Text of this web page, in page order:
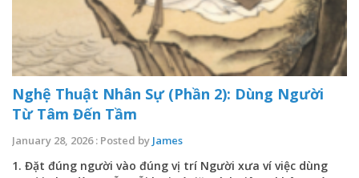
Nghệ Thuật Nhân Sự (Phần 2): Dùng Người
Từ Tâm Đến Tầm
January 28, 2026 : Posted by James
1. Đặt đúng người vào đúng vị trí Người xưa ví việc dùng